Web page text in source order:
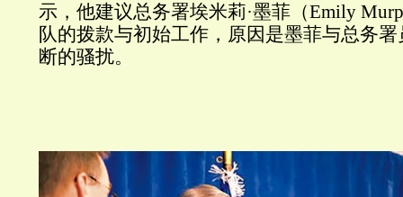
示，他建议总务署埃米莉·墨菲（Emily
队的拨款与初始工作，原因是墨菲与总务
断的骚扰。